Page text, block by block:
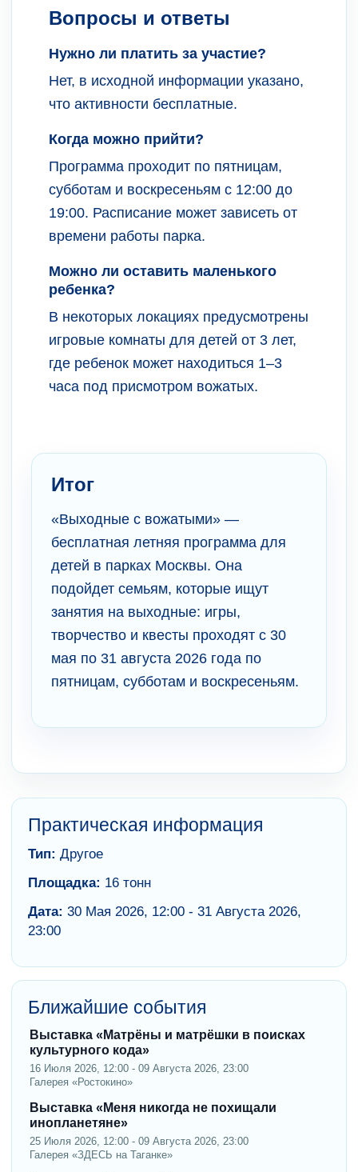
Вопросы и ответы
Нужно ли платить за участие?
Нет, в исходной информации указано,
что активности бесплатные.
Когда можно прийти?
Программа проходит по пятницам,
субботам и воскресеньям с 12:00 до
19:00. Расписание может зависеть от
времени работы парка.
Можно ли оставить маленького
ребенка?
В некоторых локациях предусмотрены
игровые комнаты для детей от 3 лет,
где ребенок может находиться 1–3
часа под присмотром вожатых.
Итог
«Выходные с вожатыми» —
бесплатная летняя программа для
детей в парках Москвы. Она
подойдет семьям, которые ищут
занятия на выходные: игры,
творчество и квесты проходят с 30
мая по 31 августа 2026 года по
пятницам, субботам и воскресеньям.
Практическая информация
Тип: Другое
Площадка: 16 тонн
Дата: 30 Мая 2026, 12:00 - 31 Августа 2026,
23:00
Ближайшие события
Выставка «Матрёны и матрёшки в поисках
культурного кода»
16 Июля 2026, 12:00 - 09 Августа 2026, 23:00
Галерея «Ростокино»
Выставка «Меня никогда не похищали
инопланетяне»
25 Июля 2026, 12:00 - 09 Августа 2026, 23:00
Галерея «ЗДЕСЬ на Таганке»